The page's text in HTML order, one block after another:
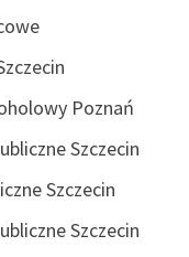
Poznań
Szczecin
Szczecin
Szczecin